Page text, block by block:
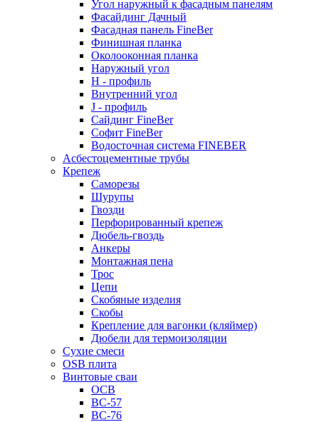
Угол наружный к фасадным панелям
Фасайдинг Дачный
Фасадная панель FineBer
Финишная планка
Околооконная планка
Наружный угол
H - профиль
Внутренний угол
J - профиль
Сайдинг FineBer
Софит FineBer
Водосточная система FINEBER
Асбестоцементные трубы
Крепеж
Саморезы
Шурупы
Гвозди
Перфорированный крепеж
Дюбель-гвоздь
Анкеры
Монтажная пена
Трос
Цепи
Скобяные изделия
Скобы
Крепление для вагонки (кляймер)
Дюбели для термоизоляции
Сухие смеси
OSB плита
Винтовые сваи
ОСВ
ВС-57
ВС-76